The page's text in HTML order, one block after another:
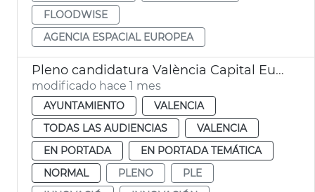
FLOODWISE
AGENCIA ESPACIAL EUROPEA
Pleno candidatura València Capital Europea Innovación
modificado hace 1 mes
AYUNTAMIENTO
VALENCIA
TODAS LAS AUDIENCIAS
VALENCIA
EN PORTADA
EN PORTADA TEMÁTICA
NORMAL
PLENO
PLE